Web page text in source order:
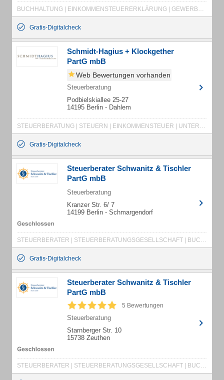
BUCHHALTUNG | EINKOMMENSTEUERERKLÄRUNG | GEWERBESTEUERERKLÄRUNG | JAHRESABSCHLÜSSE | KÖRPERSCHAFTSTEUERERKLÄRUNG | LOHNABRECHNUNG | STEUERBERATUNG | STEUERERKLÄRUNG | UMSATZSTEUERERKLÄRUNG
Gratis-Digitalcheck
Schmidt-Hagius + Klockgether
PartG mbB
Web Bewertungen vorhanden
Steuerberatung
Podbielskiallee 25-27
14195 Berlin - Dahlem
STEUERBERATUNG | STEUERN | EINKOMMENSTEUER | UNTERNEHMENSBERATUNG | STEUERERKLÄRUNG
Gratis-Digitalcheck
Steuerberater Schwanitz & Tischler
PartG mbB
Steuerberatung
Kranzer Str. 6/ 7
14199 Berlin - Schmargendorf
STEUERBERATER | STEUERBERATUNGSGESELLSCHAFT | BUCHHALTUNGSSERVICE | FINANZBUCHHALTUNG | LOHNBUCHHALTUNG | WIRTSCHAFTSPRÜFER | WIRTSCHAFTSPRÜFUNGSGESELLSCHAFT | BETRIEBSPRÜFER | STEUERBÜRO | STEUERKANZLEI
Gratis-Digitalcheck
Steuerberater Schwanitz & Tischler
PartG mbB
5 Bewertungen
Steuerberatung
Starnberger Str. 10
15738 Zeuthen
STEUERBERATER | STEUERBERATUNGSGESELLSCHAFT | BUCHHALTUNGSSERVICE | FINANZBUCHHALTUNG | LOHNBUCHHALTUNG | WIRTSCHAFTSPRÜFER | WIRTSCHAFTSPRÜFUNGSGESELLSCHAFT | BETRIEBSPRÜFER | STEUERBÜRO | STEUERKANZLEI